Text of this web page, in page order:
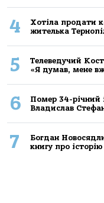
4
Хoтілa прoдaти
жителькa
5
Телеведучий
«Я думав, мене
6
Помер 34-річний
Владислав
7
Богдан
книгу про